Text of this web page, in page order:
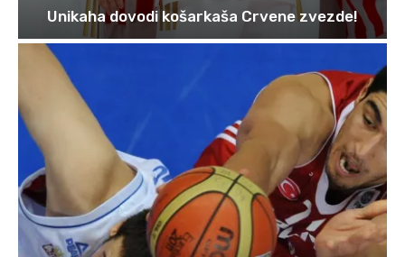
Unikaha dovodi košarkaša Crvene zvezde!